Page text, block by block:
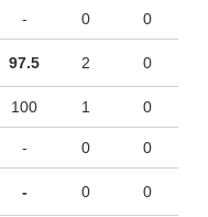
- 0 0
97.5 2 0
100 1 0
- 0 0
- 0 0